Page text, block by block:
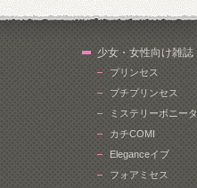
少女・女性向け雑誌
プリンセス
プチプリンセス
ミステリーボニータ
カチCOMI
Eleganceイブ
フォアミセス